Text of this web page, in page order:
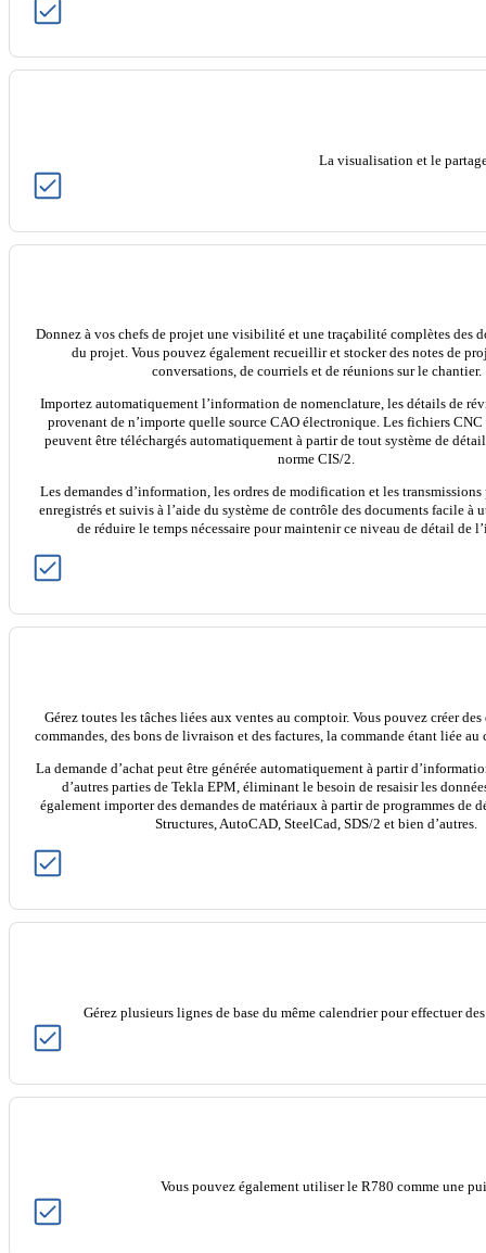
La visualisation et le
Donnez à vos chefs de projet une visibilité et une traçabilité complètes des
du projet. Vous pouvez également recueillir et stocker des notes de
conversations, de courriels et de réunions sur le chantier.
Importez automatiquement l’information de nomenclature, les détails de
provenant de n’importe quelle source CAO électronique. Les fichiers
peuvent être téléchargés automatiquement à partir de tout système de
norme CIS/2.
Les demandes d’information, les ordres de modification et les transmissions
enregistrés et suivis à l’aide du système de contrôle des documents facile à
de réduire le temps nécessaire pour maintenir ce niveau de détail de
Gérez toutes les tâches liées aux ventes au comptoir. Vous pouvez créer
commandes, des bons de livraison et des factures, la commande étant liée au
La demande d’achat peut être générée automatiquement à partir
d’autres parties de Tekla EPM, éliminant le besoin de resaisir les
également importer des demandes de matériaux à partir de programmes de
Structures, AutoCAD, SteelCad, SDS/2 et bien d’autres.
Gérez plusieurs lignes de base du même calendrier pour effectuer
Vous pouvez également utiliser le R780 comme une